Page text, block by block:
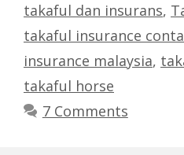
takaful dan insurans,
takaful insurance
insurance malaysia,
takaful horse
7 Comments